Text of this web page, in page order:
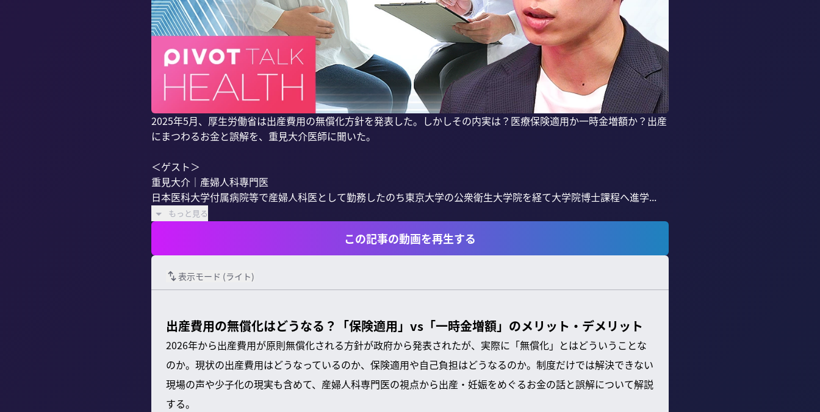
2025年5月、厚生労働省は出産費用の無償化方針を発表した。しかしその内実は？医療保険適用か一時金増額か？出産
にまつわるお金と誤解を、重見大介医師に聞いた。
＜ゲスト＞
重見大介｜產婦人科專門医
日本医科大学付属病院等で産婦人科医として勤務したのち東京大学の公衆衛生大学院を経て大学院博士課程へ進学...
もっと見る
この記事の動画を再生する
表示モード (ライト)
出産費用の無償化はどうなる？「保険適用」vs「一時金増額」のメリット・デメリット
2026年から出産費用が原則無償化される方針が政府から発表されたが、実際に「無償化」とはどういうことな
のか。現状の出産費用はどうなっているのか、保険適用や自己負担はどうなるのか。制度だけでは解決できない
現場の声や少子化の現実も含めて、産婦人科専門医の視点から出産・妊娠をめぐるお金の話と誤解について解説
する。